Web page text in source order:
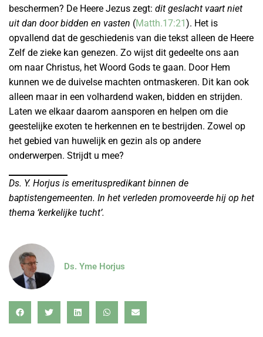
beschermen? De Heere Jezus zegt: dit geslacht vaart niet
uit dan door bidden en vasten (Matth.17:21). Het is
opvallend dat de geschiedenis van die tekst alleen de Heere
Zelf de zieke kan genezen. Zo wijst dit gedeelte ons aan
om naar Christus, het Woord Gods te gaan. Door Hem
kunnen we de duivelse machten ontmaskeren. Dit kan ook
alleen maar in een volhardend waken, bidden en strijden.
Laten we elkaar daarom aansporen en helpen om die
geestelijke exoten te herkennen en te bestrijden. Zowel op
het gebied van huwelijk en gezin als op andere
onderwerpen. Strijdt u mee?
Ds. Y. Horjus is emerituspredikant binnen de
baptistengemeenten. In het verleden promoveerde hij op het
thema ‘kerkelijke tucht’.
Ds. Yme Horjus